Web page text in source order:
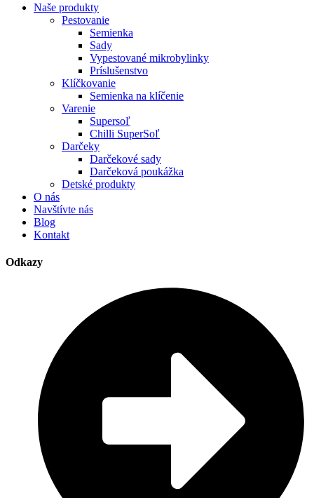
Naše produkty
Pestovanie
Semienka
Sady
Vypestované mikrobylinky
Príslušenstvo
Klíčkovanie
Semienka na klíčenie
Varenie
Supersoľ
Chilli SuperSoľ
Darčeky
Darčekové sady
Darčeková poukážka
Detské produkty
O nás
Navštívte nás
Blog
Kontakt
Odkazy